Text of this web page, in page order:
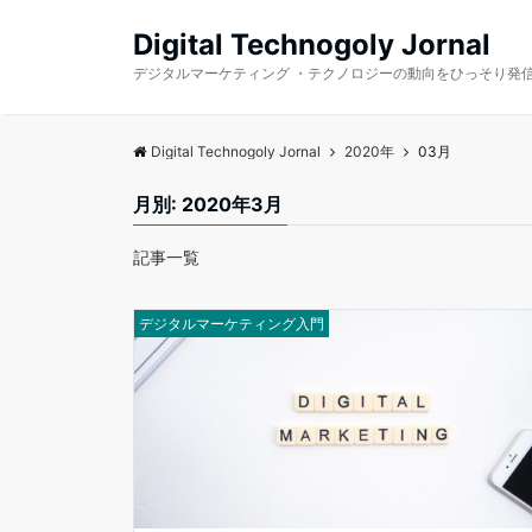
Digital Technogoly Jornal
デジタルマーケティング ・テクノロジーの動向をひっそり発
Digital Technogoly Jornal 2020年 03月
月別: 2020年3月
記事一覧
デジタルマーケティング入門